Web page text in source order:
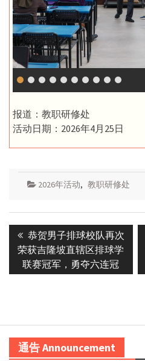
报道：教职研修处
活动日期：2026年4月25日
2026年活动, 教职研修处
navigation
Previous
post:
恭贺男子排球校队再次
荣获吉隆坡直辖区排球学
联赛冠军，勇夺六连冠
通告 Announcement